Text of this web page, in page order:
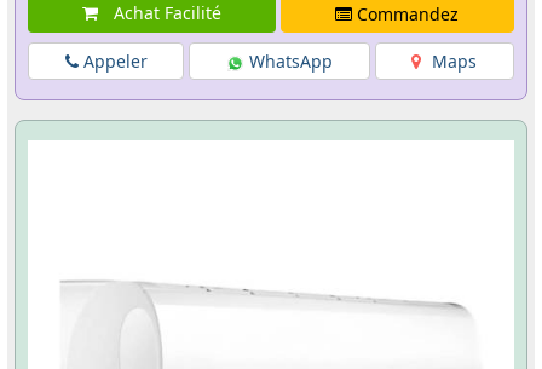
Achat Facilité
Commandez
Appeler WhatsApp Maps